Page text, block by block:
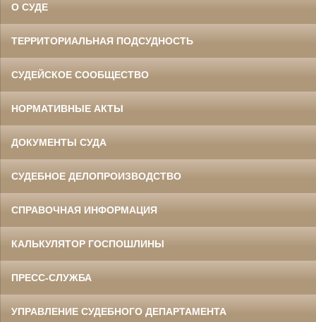
О СУДЕ
ТЕРРИТОРИАЛЬНАЯ ПОДСУДНОСТЬ
СУДЕЙСКОЕ СООБЩЕСТВО
НОРМАТИВНЫЕ АКТЫ
ДОКУМЕНТЫ СУДА
СУДЕБНОЕ ДЕЛОПРОИЗВОДСТВО
СПРАВОЧНАЯ ИНФОРМАЦИЯ
КАЛЬКУЛЯТОР ГОСПОШЛИНЫ
ПРЕСС-СЛУЖБА
УПРАВЛЕНИЕ СУДЕБНОГО ДЕПАРТАМЕНТА